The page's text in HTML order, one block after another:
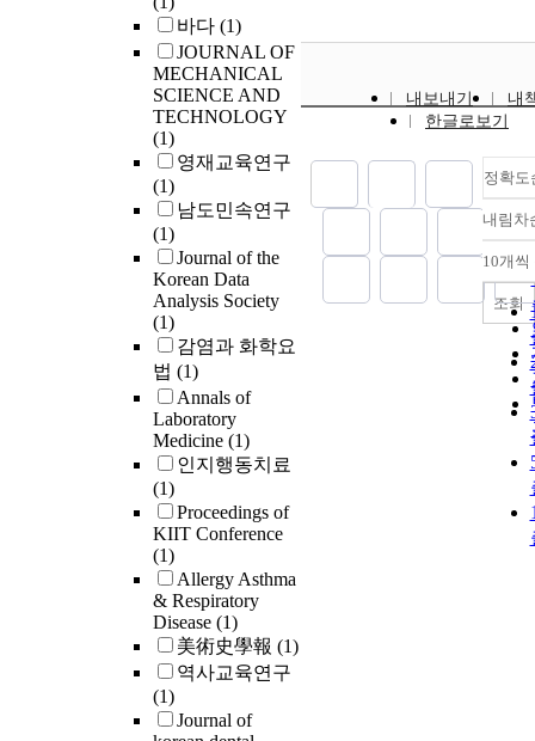
바다 (1)
JOURNAL OF
MECHANICAL
SCIENCE AND
TECHNOLOGY
(1)
영재교육연구
(1)
남도민속연구
(1)
Journal of the
Korean Data
Analysis Society
(1)
감염과 화학요
법 (1)
Annals of
Laboratory
Medicine (1)
인지행동치료
(1)
Proceedings of
KIIT Conference
(1)
Allergy Asthma
& Respiratory
Disease (1)
美術史學報 (1)
역사교육연구
(1)
Journal of
내보내기
내
한글로보기
정확도
내림차
10개씩
조회